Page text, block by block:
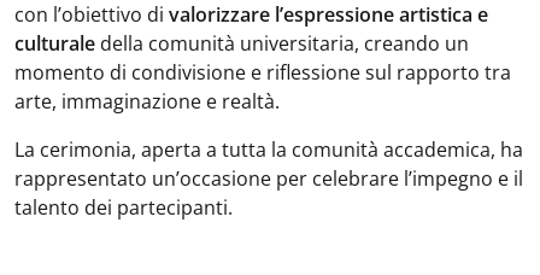
con l’obiettivo di valorizzare l’espressione artistica e
culturale della comunità universitaria, creando un
momento di condivisione e riflessione sul rapporto tra
arte, immaginazione e realtà.
La cerimonia, aperta a tutta la comunità accademica, ha
rappresentato un’occasione per celebrare l’impegno e il
talento dei partecipanti.